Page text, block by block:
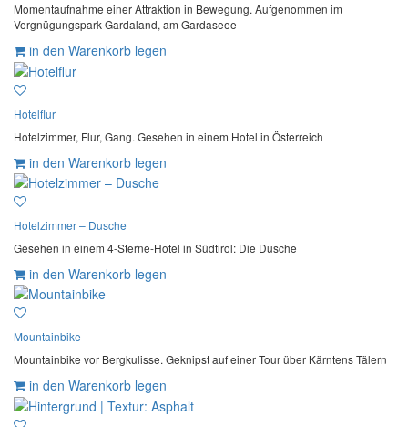
Momentaufnahme einer Attraktion in Bewegung. Aufgenommen im
Vergnügungspark Gardaland, am Gardaseee
in den Warenkorb legen
Hotelflur
Hotelzimmer, Flur, Gang. Gesehen in einem Hotel in Österreich
in den Warenkorb legen
Hotelzimmer – Dusche
Gesehen in einem 4-Sterne-Hotel in Südtirol: Die Dusche
in den Warenkorb legen
Mountainbike
Mountainbike vor Bergkulisse. Geknipst auf einer Tour über Kärntens Tälern
in den Warenkorb legen